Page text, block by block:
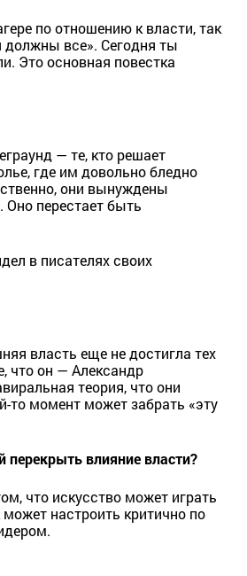
по отношению к власти, так
должны все». Сегодня ты
Это основная повестка
— те, кто решает
где им довольно бледно
они вынуждены
Оно перестает быть
в писателях своих
власть еще не достигла тех
что он — Александр
теория, что они
то момент может забрать «эту
перекрыть влияние власти?
что искусство может играть
настроить критично по